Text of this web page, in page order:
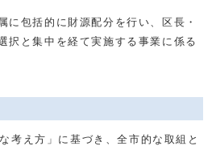
包括的に財源配分を行い、区長・
択と集中を経て実施する事業に係る
考え方」に基づき、全市的な取組と